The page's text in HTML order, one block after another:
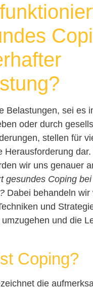
Belastungen, sei es
oder durch
stellen für
Herausforderung
wir uns genauer
gesundes Coping
Dabei behandeln wir
und
und die
Coping?
die